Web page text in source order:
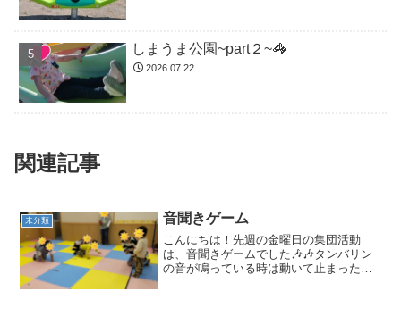
しまうま公園~part２~🦓
2026.07.22
関連記事
未分類 音聞きゲーム
こんにちは！先週の金曜日の集団活動
は、音聞きゲームでした🎶🎶タンバリン
の音が鳴っている時は動いて止まったら